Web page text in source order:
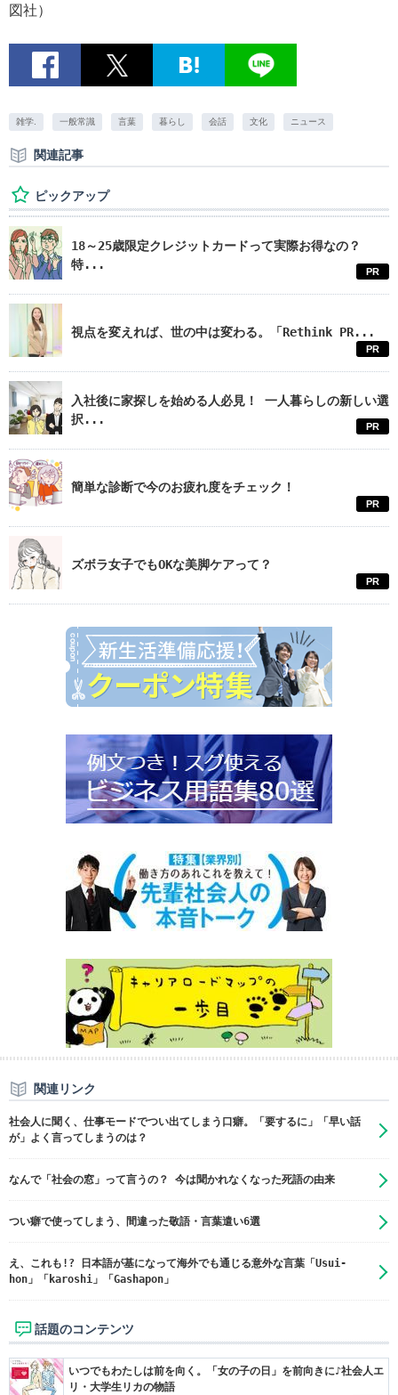
図社）
雑学. 一般常識 言葉 暮らし 会話 文化 ニュース
関連記事
ピックアップ
18～25歳限定クレジットカードって実際お得なの？
特...
PR
視点を変えれば、世の中は変わる。「Rethink PR...
PR
入社後に家探しを始める人必見！ 一人暮らしの新しい選
択...
PR
簡単な診断で今のお疲れ度をチェック！
PR
ズボラ女子でもOKな美脚ケアって？
PR
関連リンク
社会人に聞く、仕事モードでつい出てしまう口癖。「要するに」「早い話
が」よく言ってしまうのは？
なんで「社会の窓」って言うの？ 今は聞かれなくなった死語の由来
つい癖で使ってしまう、間違った敬語・言葉遣い6選
え、これも!? 日本語が基になって海外でも通じる意外な言葉「Usui-
hon」「karoshi」「Gashapon」
話題のコンテンツ
いつでもわたしは前を向く。「女の子の日」を前向きに♪社会人エ
リ・大学生リカの物語